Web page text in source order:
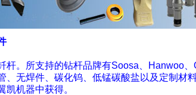
杆。所支持的钻杆品牌有Soosa、Hanwoo
、无焊件、碳化钨、低锰碳酸盐以及定制材
凯机器中获得。